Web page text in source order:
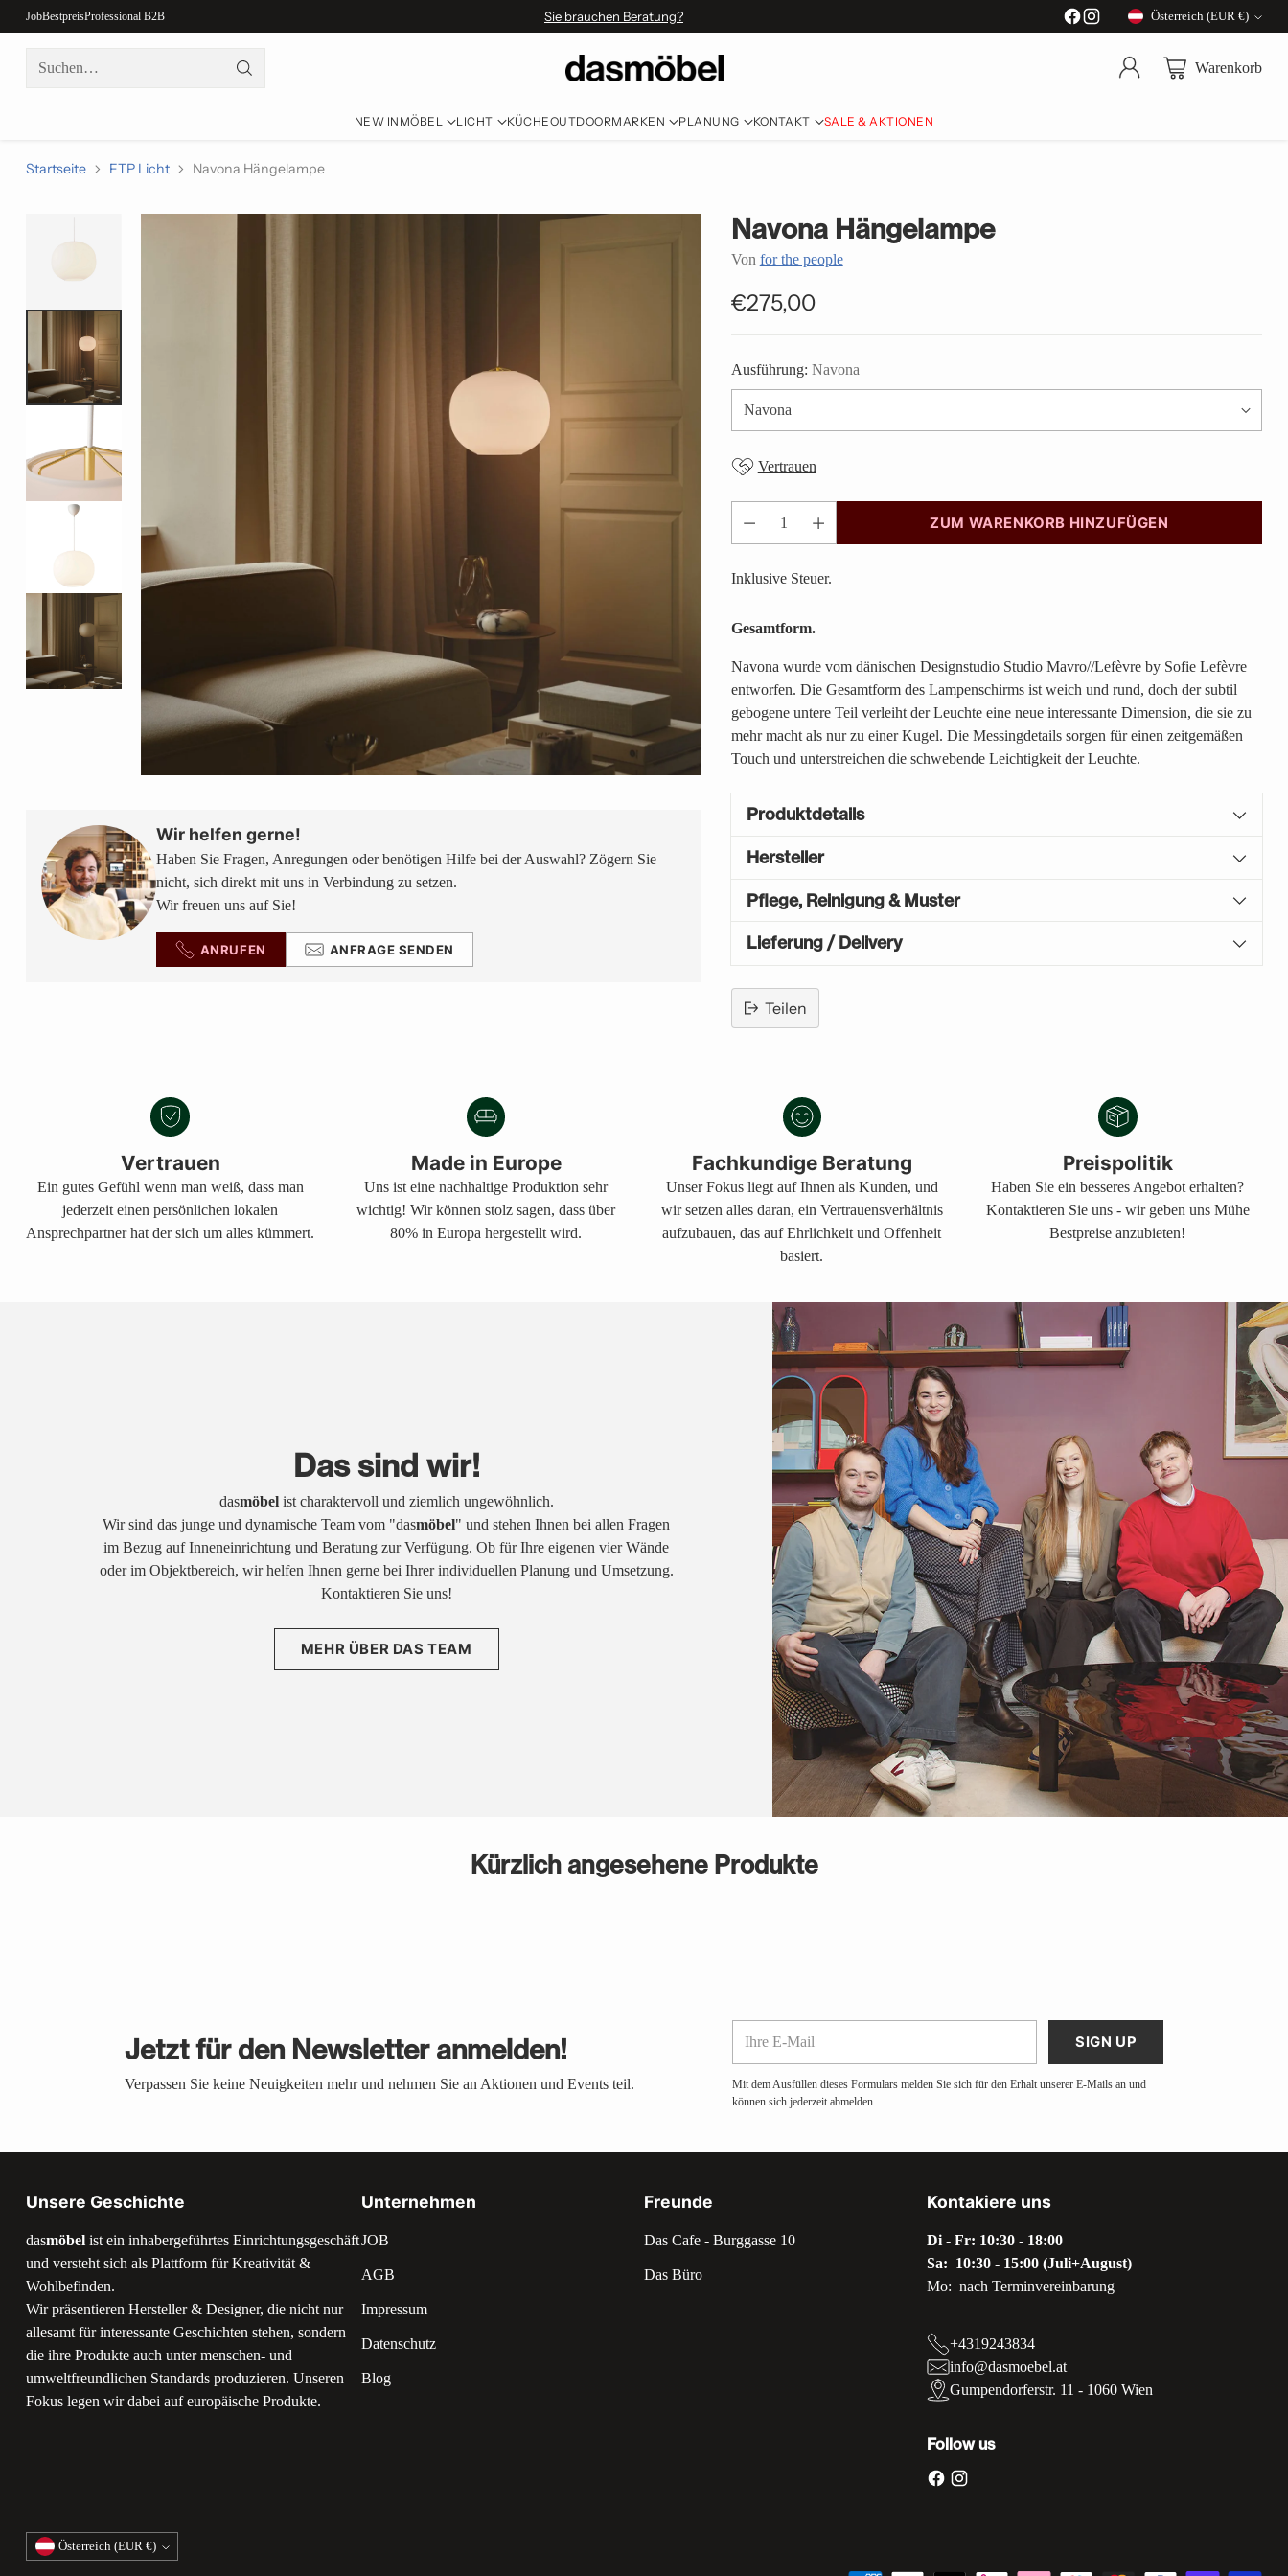
JobBestpreisProfessional B2B Sie brauchen Beratung?
Währung
Österreich (EUR €)
Suchen… Warenkorb
NEW IN MÖBEL LICHT KÜCHEOUTDOORMARKEN PLANUNG KONTAKT SALE & AKTIONEN
Startseite FTP Licht Navona Hängelampe
Wir helfen gerne!
Haben Sie Fragen, Anregungen oder benötigen Hilfe bei der Auswahl? Zögern Sie
nicht, sich direkt mit uns in Verbindung zu setzen.
Wir freuen uns auf Sie!
ANRUFEN ANFRAGE SENDEN
Navona Hängelampe
Von for the people
Normaler
€275,00
Ausführung: Navona
Vertrauen
Anzahl
ZUM WARENKORB HINZUFÜGEN
Inklusive Steuer.
Gesamtform.
Navona wurde vom dänischen Designstudio Studio Mavro//Lefèvre by Sofie Lefèvre
entworfen. Die Gesamtform des Lampenschirms ist weich und rund, doch der subtil
gebogene untere Teil verleiht der Leuchte eine neue interessante Dimension, die sie zu
mehr macht als nur zu einer Kugel. Die Messingdetails sorgen für einen zeitgemäßen
Touch und unterstreichen die schwebende Leichtigkeit der Leuchte.
Produktdetails
Hersteller
Pflege, Reinigung & Muster
Lieferung / Delivery
Teilen
Warenkorb
Vertrauen
Ein gutes Gefühl wenn man weiß, dass man
jederzeit einen persönlichen lokalen
Ansprechpartner hat der sich um alles kümmert.
Made in Europe
Uns ist eine nachhaltige Produktion sehr
wichtig! Wir können stolz sagen, dass über
80% in Europa hergestellt wird.
Fachkundige Beratung
Unser Fokus liegt auf Ihnen als Kunden, und
wir setzen alles daran, ein Vertrauensverhältnis
aufzubauen, das auf Ehrlichkeit und Offenheit
basiert.
Preispolitik
Haben Sie ein besseres Angebot erhalten?
Kontaktieren Sie uns - wir geben uns Mühe
Bestpreise anzubieten!
Das sind wir!
dasmöbelist charaktervoll und ziemlich ungewöhnlich.
Wir sind das junge und dynamische Team vom "dasmöbel" und stehen Ihnen bei allen Fragen
im Bezug auf Inneneinrichtung und Beratung zur Verfügung. Ob für Ihre eigenen vier Wände
oder im Objektbereich, wir helfen Ihnen gerne bei Ihrer individuellen Planung und Umsetzung.
Kontaktieren Sie uns!
MEHR ÜBER DAS TEAM
Kürzlich angesehene Produkte
Jetzt für den Newsletter anmelden!
Verpassen Sie keine Neuigkeiten mehr und nehmen Sie an Aktionen und Events teil.
Mail
SIGN UP
Mit dem Ausfüllen dieses Formulars melden Sie sich für den Erhalt unserer E-Mails an und
können sich jederzeit abmelden.
Unsere Geschichte
dasmöbel ist ein inhabergeführtes Einrichtungsgeschäft
und versteht sich als Plattform für Kreativität &
Wohlbefinden.
Wir präsentieren Hersteller & Designer, die nicht nur
allesamt für interessante Geschichten stehen, sondern
die ihre Produkte auch unter menschen- und
umweltfreundlichen Standards produzieren. Unseren
Fokus legen wir dabei auf europäische Produkte.
Unternehmen
JOB
AGB
Impressum
Datenschutz
Blog
Freunde
Das Cafe - Burggasse 10
Das Büro
Kontakiere uns
Di - Fr: 10:30 - 18:00
Sa: 10:30 - 15:00 (Juli+August)
Mo: nach Terminvereinbarung
+4319243834
info@dasmoebel.at
Gumpendorferstr. 11 - 1060 Wien
Follow us
Währung Österreich (EUR €)